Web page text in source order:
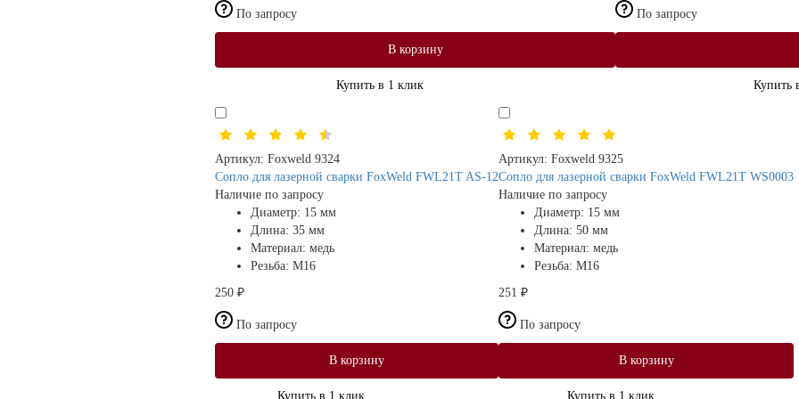
По запросу
В корзину
Купить в 1 клик
По запросу
Купить
Артикул: Foxweld 9324
Сопло для лазерной сварки FoxWeld FWL21T AS-12
Наличие по запросу
Диаметр: 15 мм
Длина: 35 мм
Материал: медь
Резьба: М16
250 ₽
По запросу
В корзину
Купить в 1 клик
Артикул: Foxweld 9325
Сопло для лазерной сварки FoxWeld FWL21T WS0003
Наличие по запросу
Диаметр: 15 мм
Длина: 50 мм
Материал: медь
Резьба: М16
251 ₽
По запросу
В корзину
Купить в 1 клик